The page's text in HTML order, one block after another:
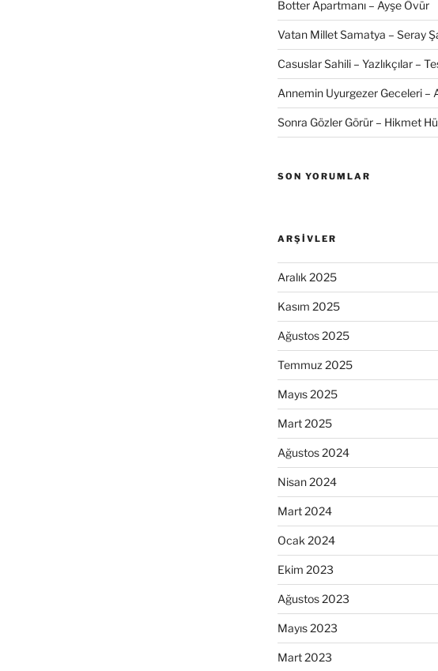
Botter Apartmanı – Ayşe Övür
Vatan Millet Samatya – Seray
Casuslar Sahili – Yazlıkçılar –
Annemin Uyurgezer Geceleri –
Sonra Gözler Görür – Hikmet
SON YORUMLAR
ARŞIVLER
Aralık 2025
Kasım 2025
Ağustos 2025
Temmuz 2025
Mayıs 2025
Mart 2025
Ağustos 2024
Nisan 2024
Mart 2024
Ocak 2024
Ekim 2023
Ağustos 2023
Mayıs 2023
Mart 2023